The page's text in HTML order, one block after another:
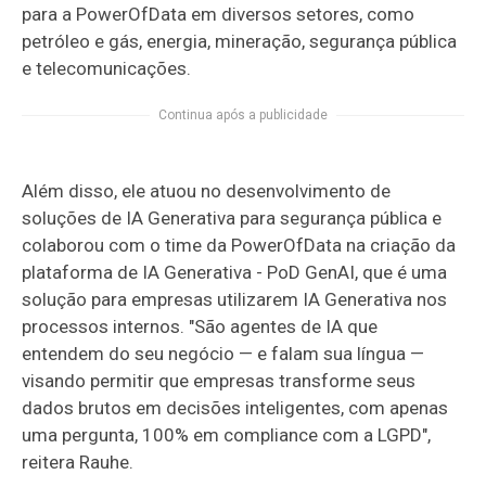
para a PowerOfData em diversos setores, como
petróleo e gás, energia, mineração, segurança pública
e telecomunicações.
Continua após a publicidade
Além disso, ele atuou no desenvolvimento de
soluções de IA Generativa para segurança pública e
colaborou com o time da PowerOfData na criação da
plataforma de IA Generativa - PoD GenAI, que é uma
solução para empresas utilizarem IA Generativa nos
processos internos. "São agentes de IA que
entendem do seu negócio — e falam sua língua —
visando permitir que empresas transforme seus
dados brutos em decisões inteligentes, com apenas
uma pergunta, 100% em compliance com a LGPD",
reitera Rauhe.